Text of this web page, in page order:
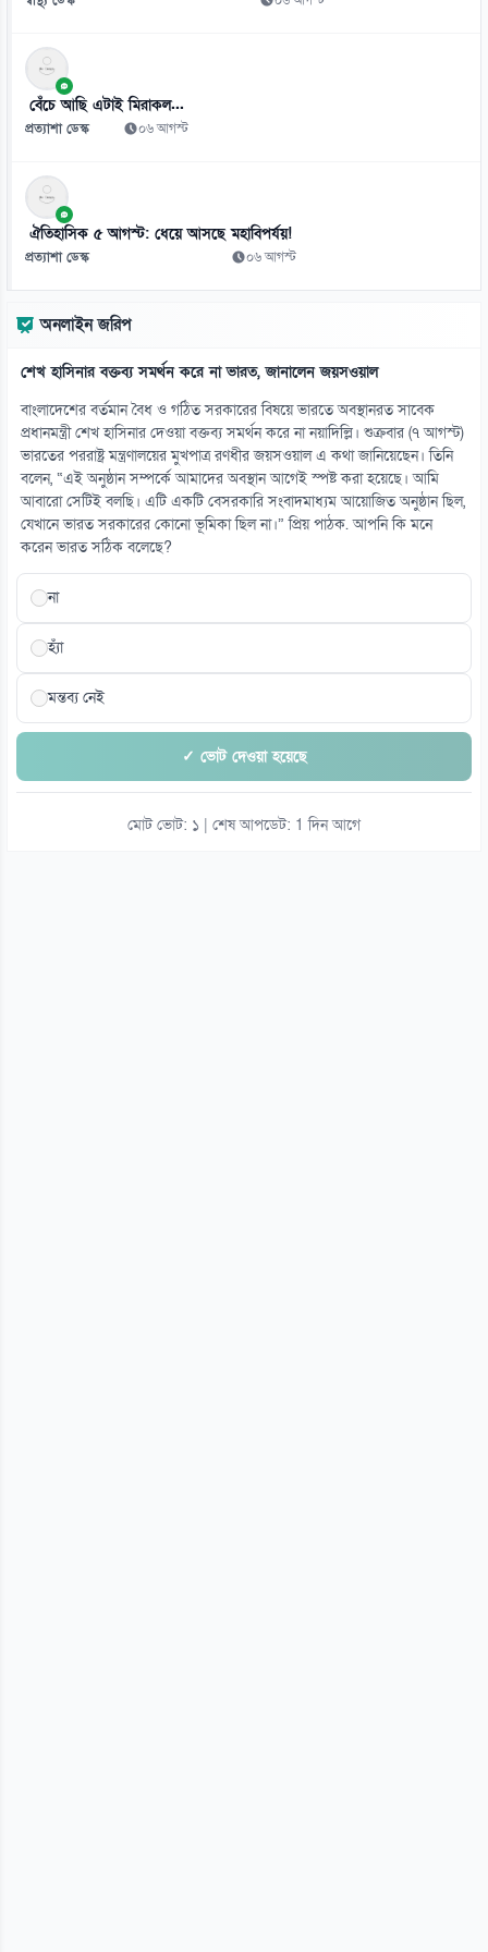
১১
সালমান শাহ হত্যা মামলায় ডন আটক
০৯ আগস্ট
১২
এনটিআরসিএ নয়, ম্যানেজিং কমিটির হাতে যাচ্ছে শিক্ষক নিয়োগ!
০৯ আগস্ট
০৯ আগস্ট
১৪
দিনে ২১ মিনিটেই সন্তানের সঙ্গে সম্পর্ক আরো গভীর
০৯ আগস্ট
১৫
এসএসসির ফল কখন ঘোষণা, যেভাবে পাবেন শিক্ষার্থীরা
০৯ আগস্ট
বেঁচে আছি এটাই মিরাকল...
প্রত্যাশা ডেস্ক ০৬ আগস্ট
ঐতিহাসিক ৫ আগস্ট: ধেয়ে আসছে মহাবিপর্যয়!
প্রত্যাশা ডেস্ক ০৬ আগস্ট
অনলাইন জরিপ
শেখ হাসিনার বক্তব্য সমর্থন করে না ভারত, জানালেন জয়সওয়াল
বাংলাদেশের বর্তমান বৈধ ও গঠিত সরকারের বিষয়ে ভারতে অবস্থানরত সাবেক
প্রধানমন্ত্রী শেখ হাসিনার দেওয়া বক্তব্য সমর্থন করে না নয়াদিল্লি। শুক্রবার (৭ আগস্ট)
ভারতের পররাষ্ট্র মন্ত্রণালয়ের মুখপাত্র রণধীর জয়সওয়াল এ কথা জানিয়েছেন। তিনি
বলেন, “এই অনুষ্ঠান সম্পর্কে আমাদের অবস্থান আগেই স্পষ্ট করা হয়েছে। আমি
আবারো সেটিই বলছি। এটি একটি বেসরকারি সংবাদমাধ্যম আয়োজিত অনুষ্ঠান ছিল,
যেখানে ভারত সরকারের কোনো ভূমিকা ছিল না।” প্রিয় পাঠক. আপনি কি মনে
করেন ভারত সঠিক বলেছে?
না
হ্যাঁ
মন্তব্য নেই
✓ ভোট দেওয়া হয়েছে
মোট ভোট: ১ | শেষ আপডেট: 1 দিন আগে